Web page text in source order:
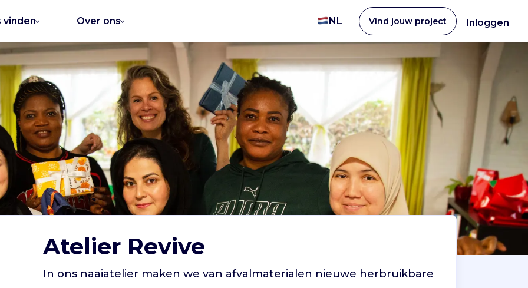
vinden Over ons NL Vind jouw project Inloggen
Atelier Revive
In ons naaiatelier maken we van afvalmaterialen nieuwe herbruikbare